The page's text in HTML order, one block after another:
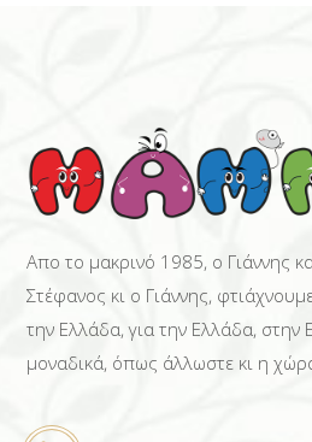
Απο το μακρινό 1985, ο Γιάννης
Στέφανος κι ο Γιάννης,
την Ελλάδα, για την Ελλάδα,
μοναδικά, όπως άλλωστε κι η